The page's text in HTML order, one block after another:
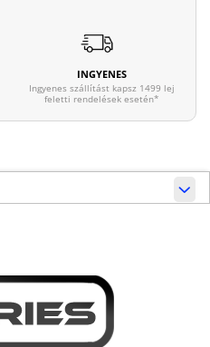
INGYENES
Ingyenes szállítást kapsz 1499 lej
feletti rendelések esetén*